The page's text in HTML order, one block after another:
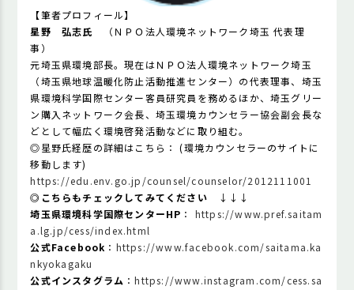
【筆者プロフィール】
星野 弘志氏 （ＮＰＯ法人環境ネットワーク埼玉 代表理
事）
元埼玉県環境部長。現在はＮＰＯ法人環境ネットワーク埼玉
（埼玉県地球温暖化防止活動推進センター）の代表理事、埼玉
県環境科学国際センター客員研究員を務めるほか、埼玉グリー
ン購入ネットワーク会長、埼玉環境カウンセラー協会副会長な
どとして幅広く環境啓発活動などに取り組む。
◎星野氏経歴の詳細はこちら： (環境カウンセラーのサイトに
移動します)
https://edu.env.go.jp/counsel/counselor/2012111001
◎こちらもチェックしてみてください ↓↓↓
埼玉県環境科学国際センターHP ： https://www.pref.saitam
a.lg.jp/cess/index.html
公式Facebook ： https://www.facebook.com/saitama.ka
nkyokagaku
公式インスタグラム ：https://www.instagram.com/cess.sa